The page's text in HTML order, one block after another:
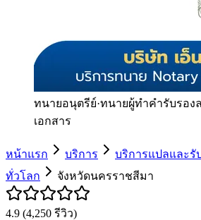
ทนายอนุตรีย์·ทนายผู้ทำคำรับรอง
เอกสาร
หน้าแรก บริการ
บริการแปลและรั
ทั่วโลก
จังหวัดนครราชสีมา
4.9 (4,250 รีวิว)